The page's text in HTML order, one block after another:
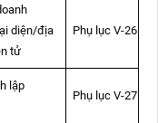
diện/địa
tử
Phụ lục V-26
lập
Phụ lục V-27